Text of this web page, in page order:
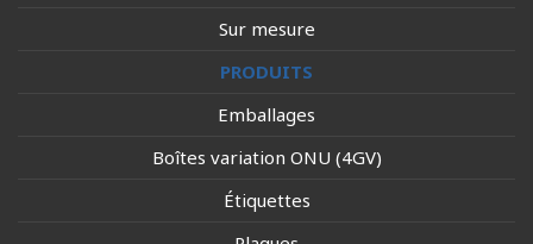
Sur mesure
PRODUITS
Emballages
Boîtes variation ONU (4GV)
Étiquettes